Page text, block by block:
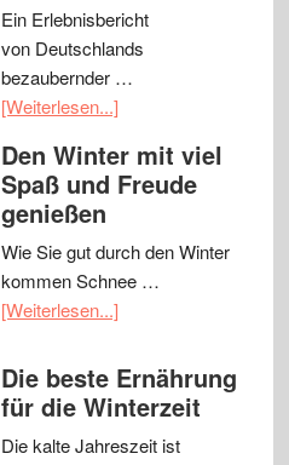
Ein Erlebnisbericht
von Deutschlands
bezaubernder …
[Weiterlesen...]
Den Winter mit viel
Spaß und Freude
genießen
Wie Sie gut durch den Winter
kommen Schnee …
[Weiterlesen...]
Die beste Ernährung
für die Winterzeit
Die kalte Jahreszeit ist